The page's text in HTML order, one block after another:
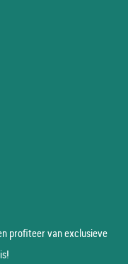
profiteer van exclusieve